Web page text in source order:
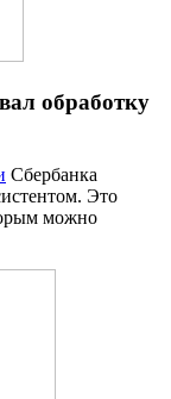
обработку
Сбербанка
Это
можно